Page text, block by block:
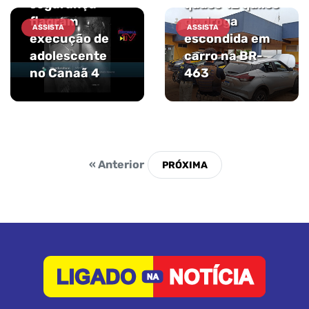
ASSISTA
segurança
flagram
execução de
adolescente
no Canaã 4
ASSISTA
quase 12 quilos
de droga
escondida em
carro na BR-
463
« Anterior